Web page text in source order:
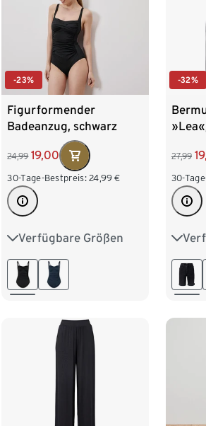
-23%
Figurformender
Badeanzug, schwarz
24,99 19,00
30-Tage-Bestpreis: 24,99 €
Verfügbare Größen
38 40 42 44
46 48
-32%
27,99
30-
36
44